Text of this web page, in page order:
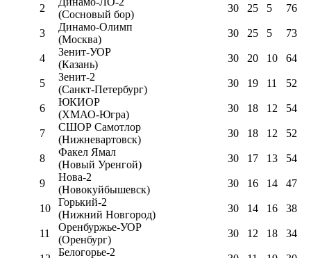
2
(Сосновый бор)
30 25 5 76
3
Динамо-Олимп
(Москва)
30 25 5 73
4
Зенит-УОР
(Казань)
30 20 10 64
5
Зенит-2
(Санкт-Петербург)
30 19 11 52
6
ЮКИОР
(ХМАО-Югра)
30 18 12 54
7
СШОР Самотлор
(Нижневартовск)
30 18 12 52
8
Факел Ямал
(Новый Уренгой)
30 17 13 54
9
Нова-2
(Новокуйбышевск)
30 16 14 47
10
Горький-2
(Нижний Новгород)
30 14 16 38
11
Оренбуржье-УОР
(Оренбург)
30 12 18 34
Белогорье-2